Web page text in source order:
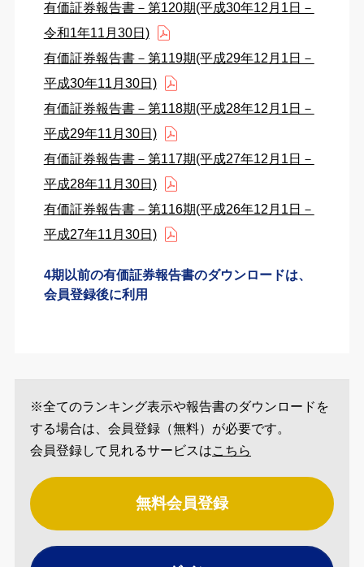
有価証券報告書－第120期(平成30年12月1日－
令和1年11月30日)
有価証券報告書－第119期(平成29年12月1日－
平成30年11月30日)
有価証券報告書－第118期(平成28年12月1日－
平成29年11月30日)
有価証券報告書－第117期(平成27年12月1日－
平成28年11月30日)
有価証券報告書－第116期(平成26年12月1日－
平成27年11月30日)
4期以前の有価証券報告書のダウンロードは、
会員登録後に利用
※全てのランキング表示や報告書のダウンロードを
する場合は、会員登録（無料）が必要です。
会員登録して見れるサービスはこちら
無料会員登録